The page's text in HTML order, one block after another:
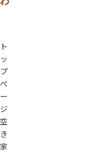
ト
ッ
プ
ペ
ー
ジ
空
き
家